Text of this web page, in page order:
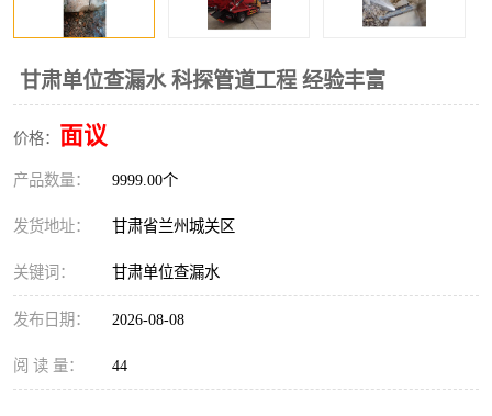
甘肃单位查漏水 科探管道工程 经验丰富
价格： 面议
产品数量： 9999.00个
发货地址： 甘肃省兰州城关区
关键词： 甘肃单位查漏水
发布日期： 2026-08-08
阅 读 量： 44